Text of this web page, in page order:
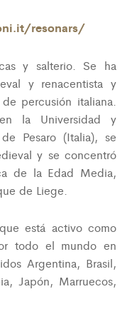
resonars/
y salterio. Se ha
y renacentista y
percusión italiana.
la Universidad y
Pesaro (Italia), se
y se concentró
de la Edad Media,
de Liege.
está activo como
todo el mundo en
Argentina, Brasil,
Japón, Marruecos,